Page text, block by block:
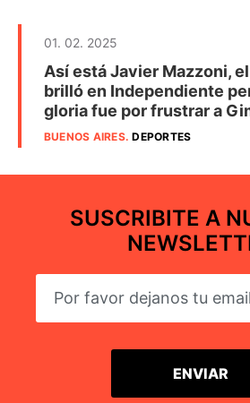
01. 02. 2025
Así está Javier Mazzoni,
brilló en Independiente
gloria fue por frustrar a
BUENOS AIRES.DEPORTES
SUSCRIBITE A